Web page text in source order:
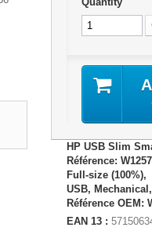
HP USB Slim
Référence:
Full-size (100%),
USB,
Référence OEM:
EAN 13 :